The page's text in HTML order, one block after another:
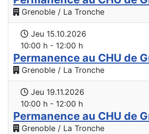
Grenoble / La Tronche
Jeu 15.10.2026
10:00 h - 12:00 h
Permanence au CHU de
Grenoble / La Tronche
Jeu 19.11.2026
10:00 h - 12:00 h
Permanence au CHU de
Grenoble / La Tronche